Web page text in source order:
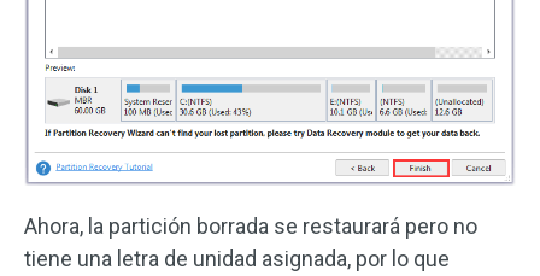
Ahora, la partición borrada se restaurará pero no
tiene una letra de unidad asignada, por lo que